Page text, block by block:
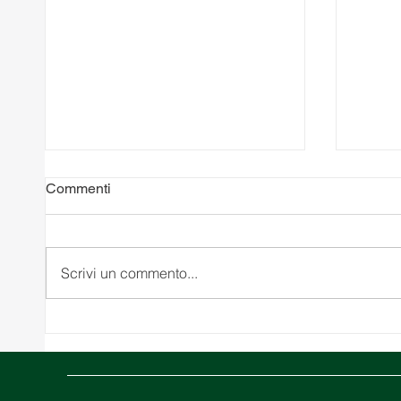
logistica globale
Commenti
Scrivi un commento...